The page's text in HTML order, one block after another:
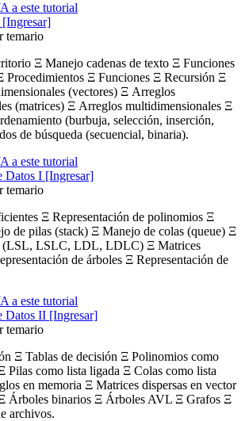
a este tutorial
temario
Ξ Manejo cadenas de texto Ξ Funciones
Procedimientos Ξ Funciones Ξ Recursión Ξ
(vectores) Ξ Arreglos
(matrices) Ξ Arreglos multidimensionales Ξ
(burbuja, selección, inserción,
de búsqueda (secuencial, binaria).
a este tutorial
Datos I [Ingresar]
temario
Ξ Representación de polinomios Ξ
de pilas (stack) Ξ Manejo de colas (queue) Ξ
(LSL, LSLC, LDL, LDLC) Ξ Matrices
de árboles Ξ Representación de
a este tutorial
Datos II [Ingresar]
temario
Ξ Tablas de decisión Ξ Polinomios como
Pilas como lista ligada Ξ Colas como lista
en memoria Ξ Matrices dispersas en vector
Árboles binarios Ξ Árboles AVL Ξ Grafos Ξ
archivos.